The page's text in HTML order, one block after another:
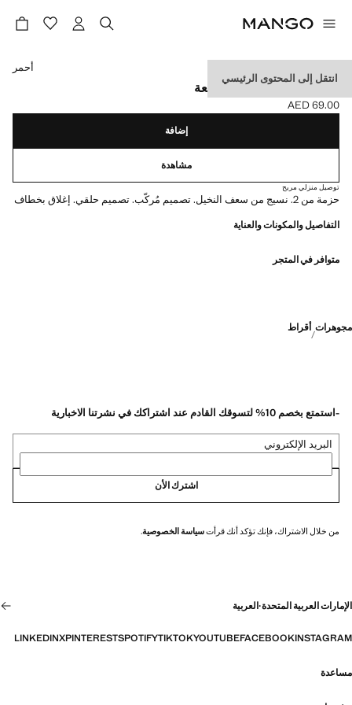
انتقل إلى المحتوى الرئيسي
طقم أقراط متناسقة 2 قطعة
السعر الحالي [AED 69.00 ]
AED 69.00
حدد اللون
أحمر
إضافة
مشاهدة
توصيل منزلي مريح
حزمة من 2. نسيج من سعف النخيل. تصميم مُركّب. تصميم حلقي. إغلاق بخطاف
التفاصيل والمكونات والعناية
متوافر في المتجر
مجوهرات أقراط
-استمتع بخصم 10% لتسوقك القادم عند اشتراكك في نشرتنا الاخبارية
البريد الإلكتروني
اشترك الأن
من خلال الاشتراك، فإنك تؤكد أنك قرأتسياسة الخصوصية.
الإمارات العربية المتحدة·العربية
INSTAGRAM
FACEBOOK
YOUTUBE
TIKTOK
SPOTIFY
PINTEREST
X
LINKEDIN
مساعدة